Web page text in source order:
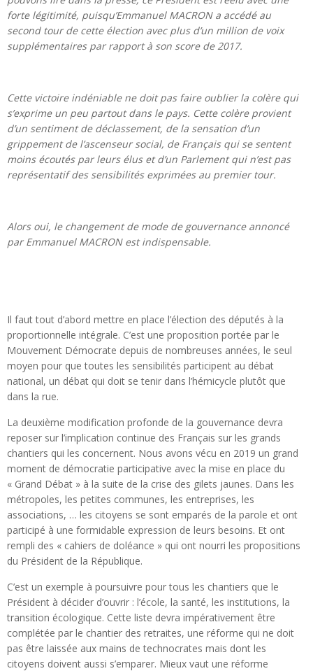
forte légitimité, puisqu’Emmanuel MACRON a accédé au
second tour de cette élection avec plus d’un million de voix
supplémentaires par rapport à son score de 2017.
Cette victoire indéniable ne doit pas faire oublier la colère qui
s’exprime un peu partout dans le pays. Cette colère provient
d’un sentiment de déclassement, de la sensation d’un
grippement de l’ascenseur social, de Français qui se sentent
moins écoutés par leurs élus et d’un Parlement qui n’est pas
représentatif des sensibilités exprimées au premier tour.
Alors oui, le changement de mode de gouvernance annoncé
par Emmanuel MACRON est indispensable.
Il faut tout d’abord mettre en place l’élection des députés à la
proportionnelle intégrale. C’est une proposition portée par le
Mouvement Démocrate depuis de nombreuses années, le seul
moyen pour que toutes les sensibilités participent au débat
national, un débat qui doit se tenir dans l’hémicycle plutôt que
dans la rue.
La deuxième modification profonde de la gouvernance devra
reposer sur l’implication continue des Français sur les grands
chantiers qui les concernent. Nous avons vécu en 2019 un grand
moment de démocratie participative avec la mise en place du
« Grand Débat » à la suite de la crise des gilets jaunes. Dans les
métropoles, les petites communes, les entreprises, les
associations, … les citoyens se sont emparés de la parole et ont
participé à une formidable expression de leurs besoins. Et ont
rempli des « cahiers de doléance » qui ont nourri les propositions
du Président de la République.
C’est un exemple à poursuivre pour tous les chantiers que le
Président à décider d’ouvrir : l’école, la santé, les institutions, la
transition écologique. Cette liste devra impérativement être
complétée par le chantier des retraites, une réforme qui ne doit
pas être laissée aux mains de technocrates mais dont les
citoyens doivent aussi s’emparer. Mieux vaut une réforme